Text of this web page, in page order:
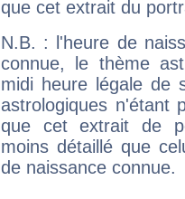
que cet extrait du
N.B. : l'heure de
connue, le thème
midi heure légale de
astrologiques n'étant
que cet extrait de
moins détaillé que
de naissance connue.